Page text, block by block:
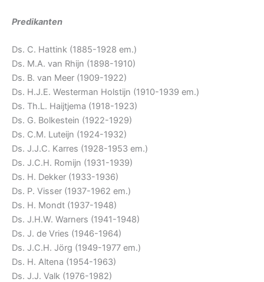
Predikanten
Ds. C. Hattink (1885-1928 em.)
Ds. M.A. van Rhijn (1898-1910)
Ds. B. van Meer (1909-1922)
Ds. H.J.E. Westerman Holstijn (1910-1939 em.)
Ds. Th.L. Haijtjema (1918-1923)
Ds. G. Bolkestein (1922-1929)
Ds. C.M. Luteijn (1924-1932)
Ds. J.J.C. Karres (1928-1953 em.)
Ds. J.C.H. Romijn (1931-1939)
Ds. H. Dekker (1933-1936)
Ds. P. Visser (1937-1962 em.)
Ds. H. Mondt (1937-1948)
Ds. J.H.W. Warners (1941-1948)
Ds. J. de Vries (1946-1964)
Ds. J.C.H. Jörg (1949-1977 em.)
Ds. H. Altena (1954-1963)
Ds. J.J. Valk (1976-1982)